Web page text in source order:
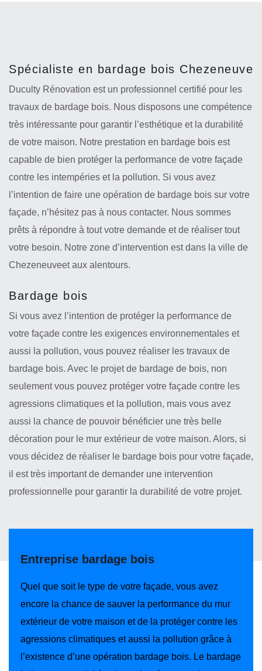
Spécialiste en bardage bois Chezeneuve
Duculty Rénovation est un professionnel certifié pour les
travaux de bardage bois. Nous disposons une compétence
très intéressante pour garantir l’esthétique et la durabilité
de votre maison. Notre prestation en bardage bois est
capable de bien protéger la performance de votre façade
contre les intempéries et la pollution. Si vous avez
l’intention de faire une opération de bardage bois sur votre
façade, n’hésitez pas à nous contacter. Nous sommes
prêts à répondre à tout votre demande et de réaliser tout
votre besoin. Notre zone d’intervention est dans la ville de
Chezeneuveet aux alentours.
Bardage bois
Si vous avez l’intention de protéger la performance de
votre façade contre les exigences environnementales et
aussi la pollution, vous pouvez réaliser les travaux de
bardage bois. Avec le projet de bardage de bois, non
seulement vous pouvez protéger votre façade contre les
agressions climatiques et la pollution, mais vous avez
aussi la chance de pouvoir bénéficier une très belle
décoration pour le mur extérieur de votre maison. Alors, si
vous décidez de réaliser le bardage bois pour votre façade,
il est très important de demander une intervention
professionnelle pour garantir la durabilité de votre projet.
Entreprise bardage bois
Quel que soit le type de votre façade, vous avez
encore la chance de sauver la performance du mur
extérieur de votre maison et de la protéger contre les
agressions climatiques et aussi la pollution grâce à
l’existence d’une opération bardage bois. Le bardage